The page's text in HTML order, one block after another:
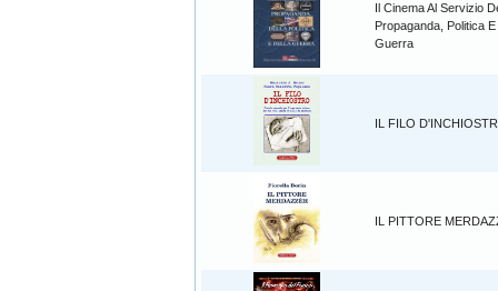
Il Cinema Al Servizio
Propaganda, Politica
Guerra
IL FILO
IL PITTORE